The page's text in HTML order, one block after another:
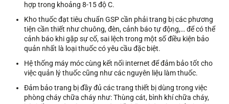
hợp trong khoảng 8-15 độ C.
Kho thuốc đạt tiêu chuẩn GSP cần phải trang bị các phương
tiện cần thiết như chuông, đèn, cảnh báo tự động,… để có thể
cảnh báo khi gặp sự cố, sai lệch trong một số điều kiện bảo
quản nhất là loại thuốc có yêu cầu đặc biệt.
Hệ thống máy móc cùng kết nối internet để đảm bảo tốt cho
việc quản lý thuốc cũng như các nguyên liệu làm thuốc.
Đảm bảo trang bị đầy đủ các trang thiết bị dùng trong việc
phòng cháy chữa cháy như: Thùng cát, bình khí chữa cháy,